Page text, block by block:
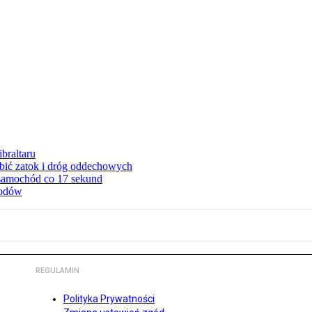
zatok i dróg oddechowych
co 17 sekund
REGULAMIN
Polityka Prywatności